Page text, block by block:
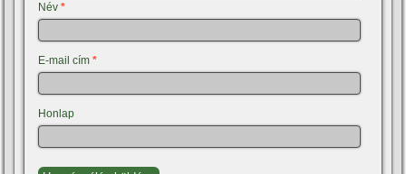
Név*
E-mail cím*
Honlap